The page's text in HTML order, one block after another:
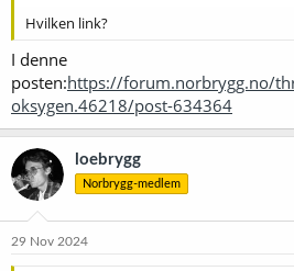
Hvilken link?
I denne
posten:https://forum.norbrygg.no/
oksygen.46218/post-634364
loebrygg
Norbrygg-medlem
29 Nov 2024